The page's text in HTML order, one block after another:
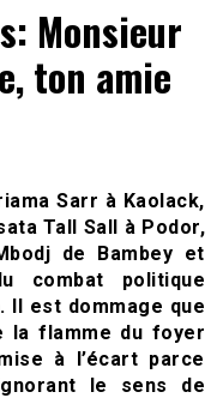
Monsieur
ton amie
Sarr à Kaolack,
Tall Sall à Podor,
de Bambey et
combat politique
Il est dommage que
la flamme du foyer
à l’écart parce
le sens de